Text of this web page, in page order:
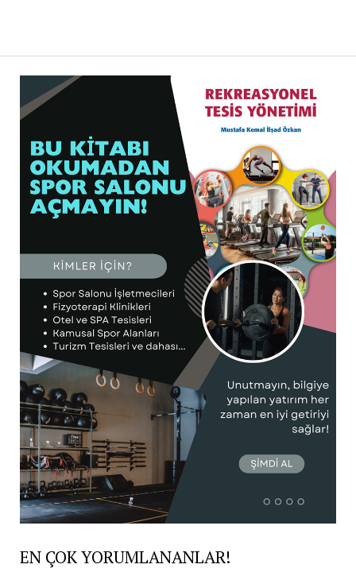
EN ÇOK YORUMLANANLAR!